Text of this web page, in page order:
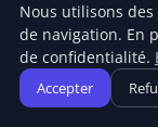
Blog d'actualités et
Nous utilisons
de navigation. En
de confidentialité.
Accepter